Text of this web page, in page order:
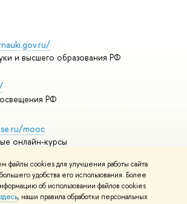
файлы cookies для улучшения работы сайта
удобства его использования. Более
об использовании файлов cookies
здесь, наши правила обработки персональных
и высшего образования РФ
РФ
mooc
онлайн-курсы
Адреса и контакты